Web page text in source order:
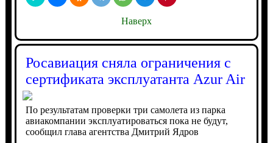
Наверх
Росавиация сняла ограничения с
сертификата эксплуатанта Azur Air
По результатам проверки три самолета из парка
авиакомпании эксплуатироваться пока не будут,
сообщил глава агентства Дмитрий Ядров